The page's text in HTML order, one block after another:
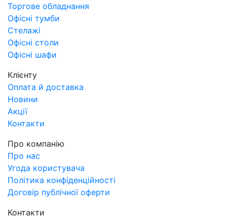
Торгове обладнання
Офісні тумби
Стелажі
Офісні столи
Офісні шафи
Клієнту
Оплата й доставка
Новини
Акції
Контакти
Про компанію
Про нас
Угода користувача
Політика конфіденційності
Договір публічної оферти
Контакти